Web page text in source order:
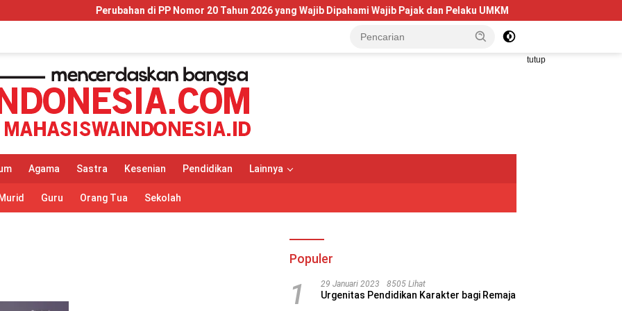
Perubahan di PP Nomor 20 Tahun 2026 yang Wajib Dipahami Wajib Pajak dan Pelaku UMKM Telkom University Dorong
tutup
Agama Sastra Kesenian Pendidikan Lainnya
Murid Guru Orang Tua Sekolah
Populer
1 29 Januari 2023 8505 Lihat
Urgenitas Pendidikan Karakter bagi Remaja